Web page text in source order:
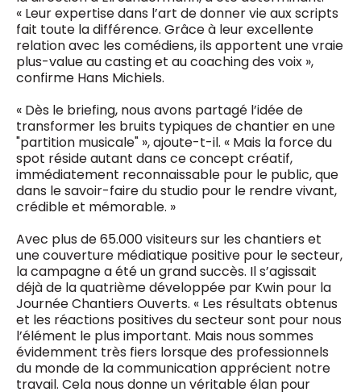
« Leur expertise dans l’art de donner vie aux scripts
fait toute la différence. Grâce à leur excellente
relation avec les comédiens, ils apportent une vraie
plus-value au casting et au coaching des voix »,
confirme Hans Michiels.
« Dès le briefing, nous avons partagé l’idée de
transformer les bruits typiques de chantier en une
"partition musicale" », ajoute-t-il. « Mais la force du
spot réside autant dans ce concept créatif,
immédiatement reconnaissable pour le public, que
dans le savoir-faire du studio pour le rendre vivant,
crédible et mémorable. »
Avec plus de 65.000 visiteurs sur les chantiers et
une couverture médiatique positive pour le secteur,
la campagne a été un grand succès. Il s’agissait
déjà de la quatrième développée par Kwin pour la
Journée Chantiers Ouverts. « Les résultats obtenus
et les réactions positives du secteur sont pour nous
l’élément le plus important. Mais nous sommes
évidemment très fiers lorsque des professionnels
du monde de la communication apprécient notre
travail. Cela nous donne un véritable élan pour